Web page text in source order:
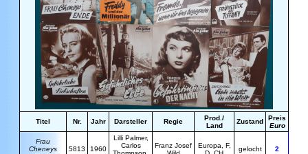
Titel Nr. Jahr Darsteller Regie
Prod./
Land
Zustand
Preis
Euro
Frau
Cheneys
5813 1960
Lilli Palmer,
Carlos
Franz Josef
Europa, F,
gelocht 2